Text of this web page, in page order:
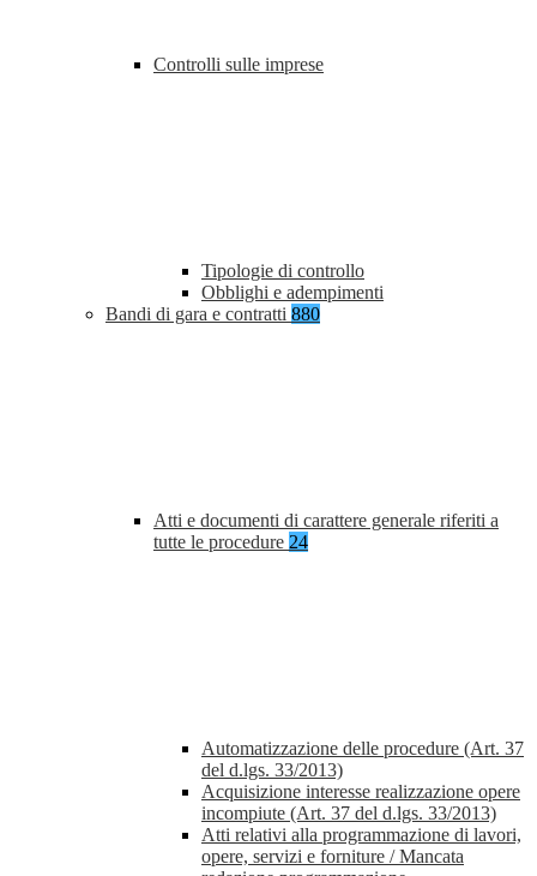
Controlli sulle imprese
Tipologie di controllo
Obblighi e adempimenti
Bandi di gara e contratti 880
Atti e documenti di carattere generale riferiti a
tutte le procedure 24
Automatizzazione delle procedure (Art. 37
del d.lgs. 33/2013)
Acquisizione interesse realizzazione opere
incompiute (Art. 37 del d.lgs. 33/2013)
Atti relativi alla programmazione di lavori,
opere, servizi e forniture / Mancata